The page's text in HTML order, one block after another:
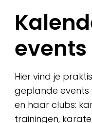
events
Hier vind je
geplande
en haar clubs:
trainingen,